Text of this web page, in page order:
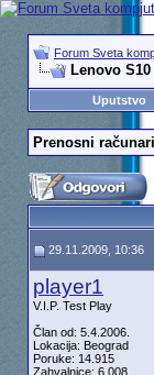
Forum Sveta
Lenovo S10
Uputstvo
Prenosni računari
29.11.2009, 10:36
player1
V.I.P. Test Play
Član od: 5.4.2006.
Lokacija: Beograd
Poruke: 14.915
Zahvalnice: 6.008